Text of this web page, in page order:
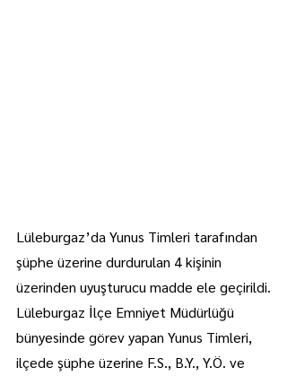
Lüleburgaz’da Yunus Timleri tarafından
şüphe üzerine durdurulan 4 kişinin
üzerinden uyuşturucu madde ele geçirildi.
Lüleburgaz İlçe Emniyet Müdürlüğü
bünyesinde görev yapan Yunus Timleri,
ilçede şüphe üzerine F.S., B.Y., Y.Ö. ve